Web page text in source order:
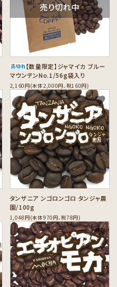
売り切れ中
【数量限定】ジャマイカ ブルー
マウンテンNo.1/56g袋入り
2,160円(本体2,000円、税160円)
タンザニア ンゴロンゴロ タンジャ農
園/100g
1,048円(本体970円、税78円)
favorite
favorite